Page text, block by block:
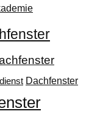
Dachfenster